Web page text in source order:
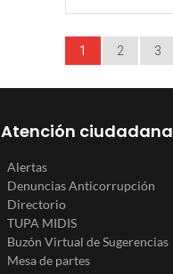
1 2 3
Atención ciudadana
Alertas
Denuncias Anticorrupción
Directorio
TUPA MIDIS
Buzón Virtual de Sugerencias
Mesa de partes